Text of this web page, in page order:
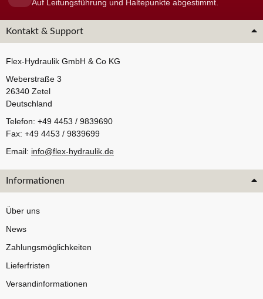
Auf Leitungsführung und Haltepunkte abgestimmt.
Kontakt & Support
Flex-Hydraulik GmbH & Co KG
Weberstraße 3
26340 Zetel
Deutschland
Telefon: +49 4453 / 9839690
Fax: +49 4453 / 9839699
Email: info@flex-hydraulik.de
Informationen
Über uns
News
Zahlungsmöglichkeiten
Lieferfristen
Versandinformationen